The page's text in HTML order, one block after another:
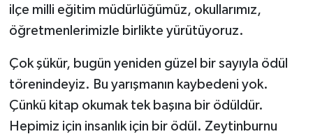
ilçe milli eğitim müdürlüğümüz, okullarımız,
öğretmenlerimizle birlikte yürütüyoruz.
Çok şükür, bugün yeniden güzel bir sayıyla ödül
törenindeyiz. Bu yarışmanın kaybedeni yok.
Çünkü kitap okumak tek başına bir ödüldür.
Hepimiz için insanlık için bir ödül. Zeytinburnu